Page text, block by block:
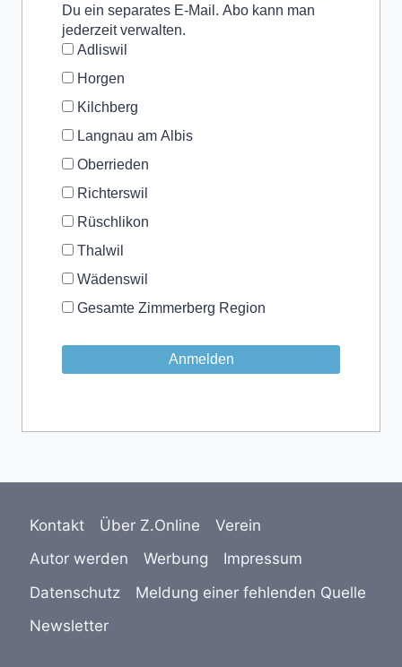
Du ein separates E-Mail. Abo kann man
jederzeit verwalten.
Adliswil
Horgen
Kilchberg
Langnau am Albis
Oberrieden
Richterswil
Rüschlikon
Thalwil
Wädenswil
Gesamte Zimmerberg Region
Kontakt Über Z.Online
Verein
Autor werden
Werbung
Impressum
Datenschutz
Meldung einer fehlenden Quelle
Newsletter